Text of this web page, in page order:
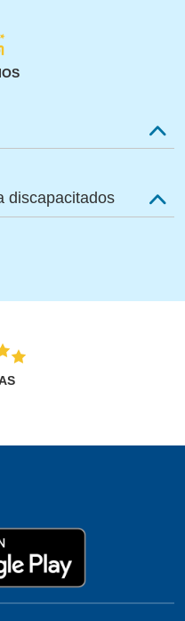
discapacitados